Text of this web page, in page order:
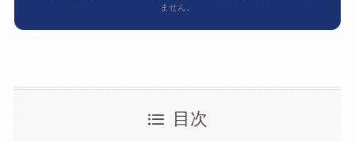
ません。
目次